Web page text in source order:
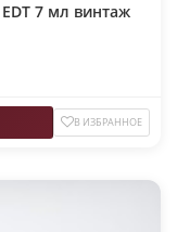
7 мл винтаж
В ИЗБРАННОЕ